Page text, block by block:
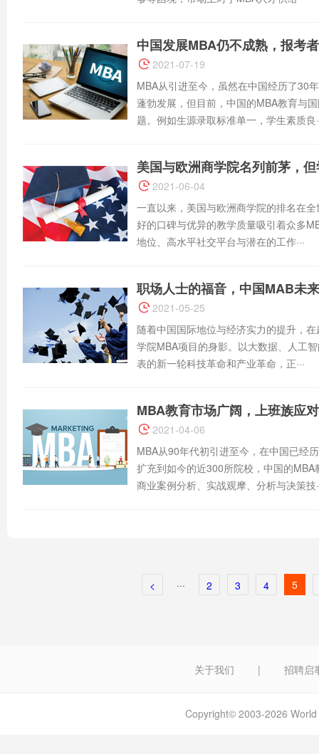
中国发展MBA仍不成熟，报考
2021-07-19
MBA从引进至今，虽然在中国经历了30
蓬勃发展，但目前，中国的MBA教育与
题。例如生源录取标准单一，学生素质良
美国与欧洲商学院名列前茅，
2021-06-04
一直以来，美国与欧洲商学院的排名在
好的口碑与优异的教学质量吸引着众多
地位、高水平社交平台与潜在的工作···
职场人士的福音，中国MAB未
2021-05-25
随着中国国际地位与经济实力的提升，
学院MBA项目的身影。以大数据、人工
表的新一轮科技革命和产业革命，正···
MBA教育市场广阔，上班族应
2021-04-06
MBA从90年代初引进至今，在中国已经
扩充到如今的近300所院校，中国的
商业案例分析、实战观摩、分析与决策技
< ··· 2 3 4 5
关于我们 | 招聘启
Copyright© 2003-2026